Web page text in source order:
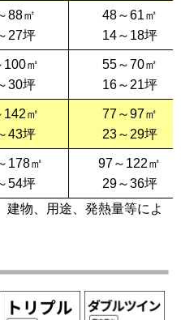
88㎡
27坪
48～61㎡
14～18坪
100㎡
30坪
55～70㎡
16～21坪
142㎡
43坪
77～97㎡
23～29坪
178㎡
54坪
97～122㎡
29～36坪
物、用途、発熱量等によ